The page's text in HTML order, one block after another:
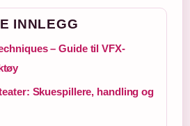
INNLEGG
– Guide til VFX-
Skuespillere, handling og